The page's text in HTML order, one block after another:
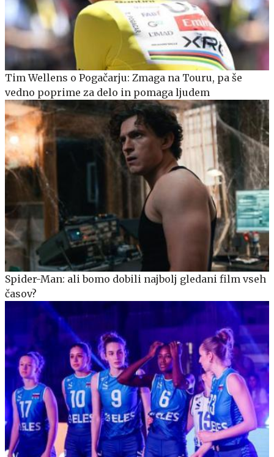
Tim Wellens o Pogačarju: Zmaga na Touru, pa še
vedno poprime za delo in pomaga ljudem
Spider-Man: ali bomo dobili najbolj gledani film vseh
časov?